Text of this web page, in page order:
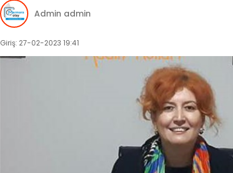
Admin admin
Giriş: 27-02-2023 19:41